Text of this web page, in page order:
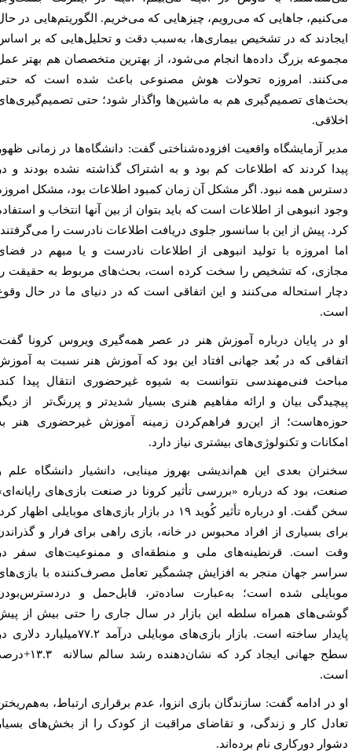
جاهایی که می‌رویم، چیزهایی که می‌خریم. الگوریتم‌هایی در حال
که در تشخیص بیماری‌ها، به‌سبب دقت و تحلیل‌هایی که بر اساس
بزرگ داد‌ه‌ها انجام می‌شود، از بهترین متخصصان هم بهتر عمل
امروزه تحولات هوش مصنوعی باعث شده است که حتی
تصمیم‌گیری هم به ماشین‌ها واگذار شود؛ حتی تصمیم‌گیری‌های
آزمایشگاه واقعیت افزوده‌شناختی گفت: دانشگاه‌ها در زمانی ظهور
کردند که اطلاعات کم بود و به اشتراک گذاشته نشده بودند و در
همه نبود. اگر مشکل آن زمان کمبود اطلاعات بود، مشکل امروزه
انبوهی از اطلاعات است که باید بتوان از بین آنها انتخاب و استفاده
پیش از این با سانسور جلوی دریافت اطلاعات نادرست را می‌گرفتند،
امروزه با تولید انبوهی از اطلاعات نادرست و یا مبهم در فضای
که تشخیص را سخت کرده است، بحث‌های مربوط به حقیقت را
استحاله می‌کنند و این اتفاقی است که در دنیای ما در حال وقوع
در پایان درباره آموزش هنر در عصر همه‌گیری ویروس کرونا گفت:
که در بُعد جهانی افتاد این بود که آموزش هنر نسبت به آموزش
فنی‌مهندسی نتوانست به شیوه غیرحضوری انتقال پیدا کند.
بیان و ارائه مفاهیم هنری بسیار شدیدتر و پررنگ‌تر از دیگر
از این‌رو فراهم‌کردن زمینه آموزش غیرحضوری هنر به
و تکنولوژی‌های بیشتری نیاز دارد.
بعدی این هم‌اندیشی بهروز مینایی، دانشیار دانشگاه علم و
بود که درباره «بررسی تأثیر کرونا در صنعت بازی‌های رایانه‌ای»
سخن گفت. او درباره تأثیر کُوید ۱۹ در بازار بازی‌های موبایلی اظهار کرد:
بسیاری از افراد محبوس در خانه، بازی راهی برای فرار و گذراندن
است. قرنطینه‌های ملی و منطقه‌‌ای و ممنوعیت‌های سفر در
جهان منجر به افزایش چشمگیر تعامل مصرف‌کننده با بازی‌های
شده است؛ به‌عبارت ساده‌تر، قابل‌حمل و دردسترس‌بودن
همراه سلطه این بازار در سال جاری را حتی بیش از پیش
پایدار ساخته است. بازار بازی‌های موبایلی درآمد ۷۷.۲میلیارد دلاری در
سطح جهانی ایجاد کرد که نشان‌دهنده رشد سالم سالانه ۱۳.۳+درصد
در ادامه گفت: سازندگان بازی انزوا‌، عدم برقراری ارتباط‌، به‌هم‌ریختن
کار و زندگی، و تقاضای مراقبت از کودک را از بخش‌های بسیار
دورکاری نام برده‌اند.